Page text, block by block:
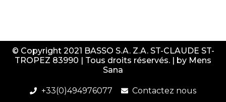
© Copyright 2021 BASSO S.A. Z.A. ST-CLAUDE ST-
TROPEZ 83990 | Tous droits réservés. | by Mens
Sana
+33(0)494976077 Contactez nous